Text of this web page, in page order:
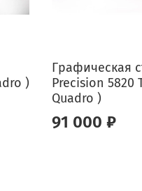
)
Графическая
Precision 5820
Quadro )
91 000 ₽